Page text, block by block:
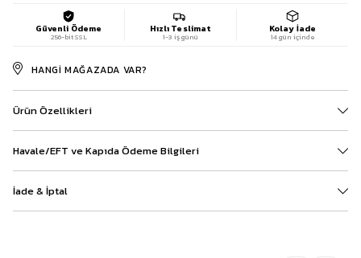
Güvenli Ödeme
256-bit SSL
Hızlı Teslimat
1-3 iş günü
Kolay İade
14 gün içinde
HANGI MAĞAZADA VAR?
Ürün Özellikleri
Havale/EFT ve Kapıda Ödeme Bilgileri
İade & İptal